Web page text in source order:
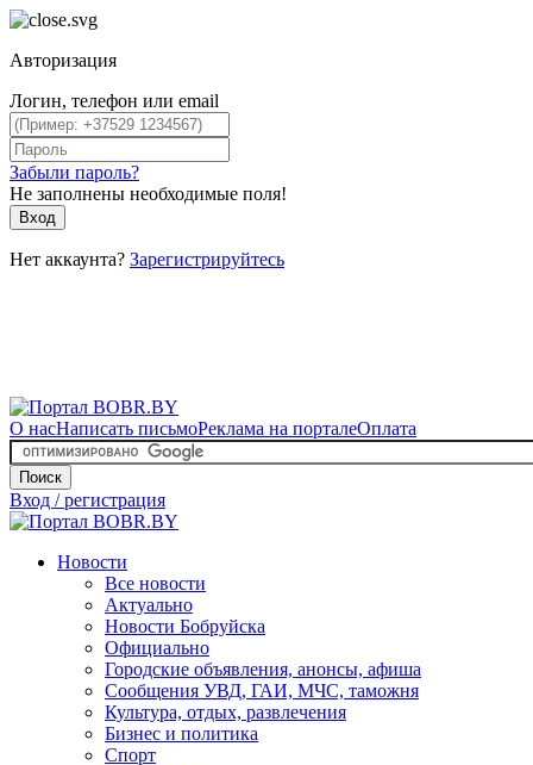
Авторизация
Логин, телефон или email
Забыли пароль?
Не заполнены необходимые поля!
Вход
Нет аккаунта? Зарегистрируйтесь
О насНаписать письмоРеклама на порталеОплата
Поиск
Вход / регистрация
Новости
Все новости
Актуально
Новости Бобруйска
Официально
Городские объявления, анонсы, афиша
Сообщения УВД, ГАИ, МЧС, таможня
Культура, отдых, развлечения
Бизнес и политика
Спорт